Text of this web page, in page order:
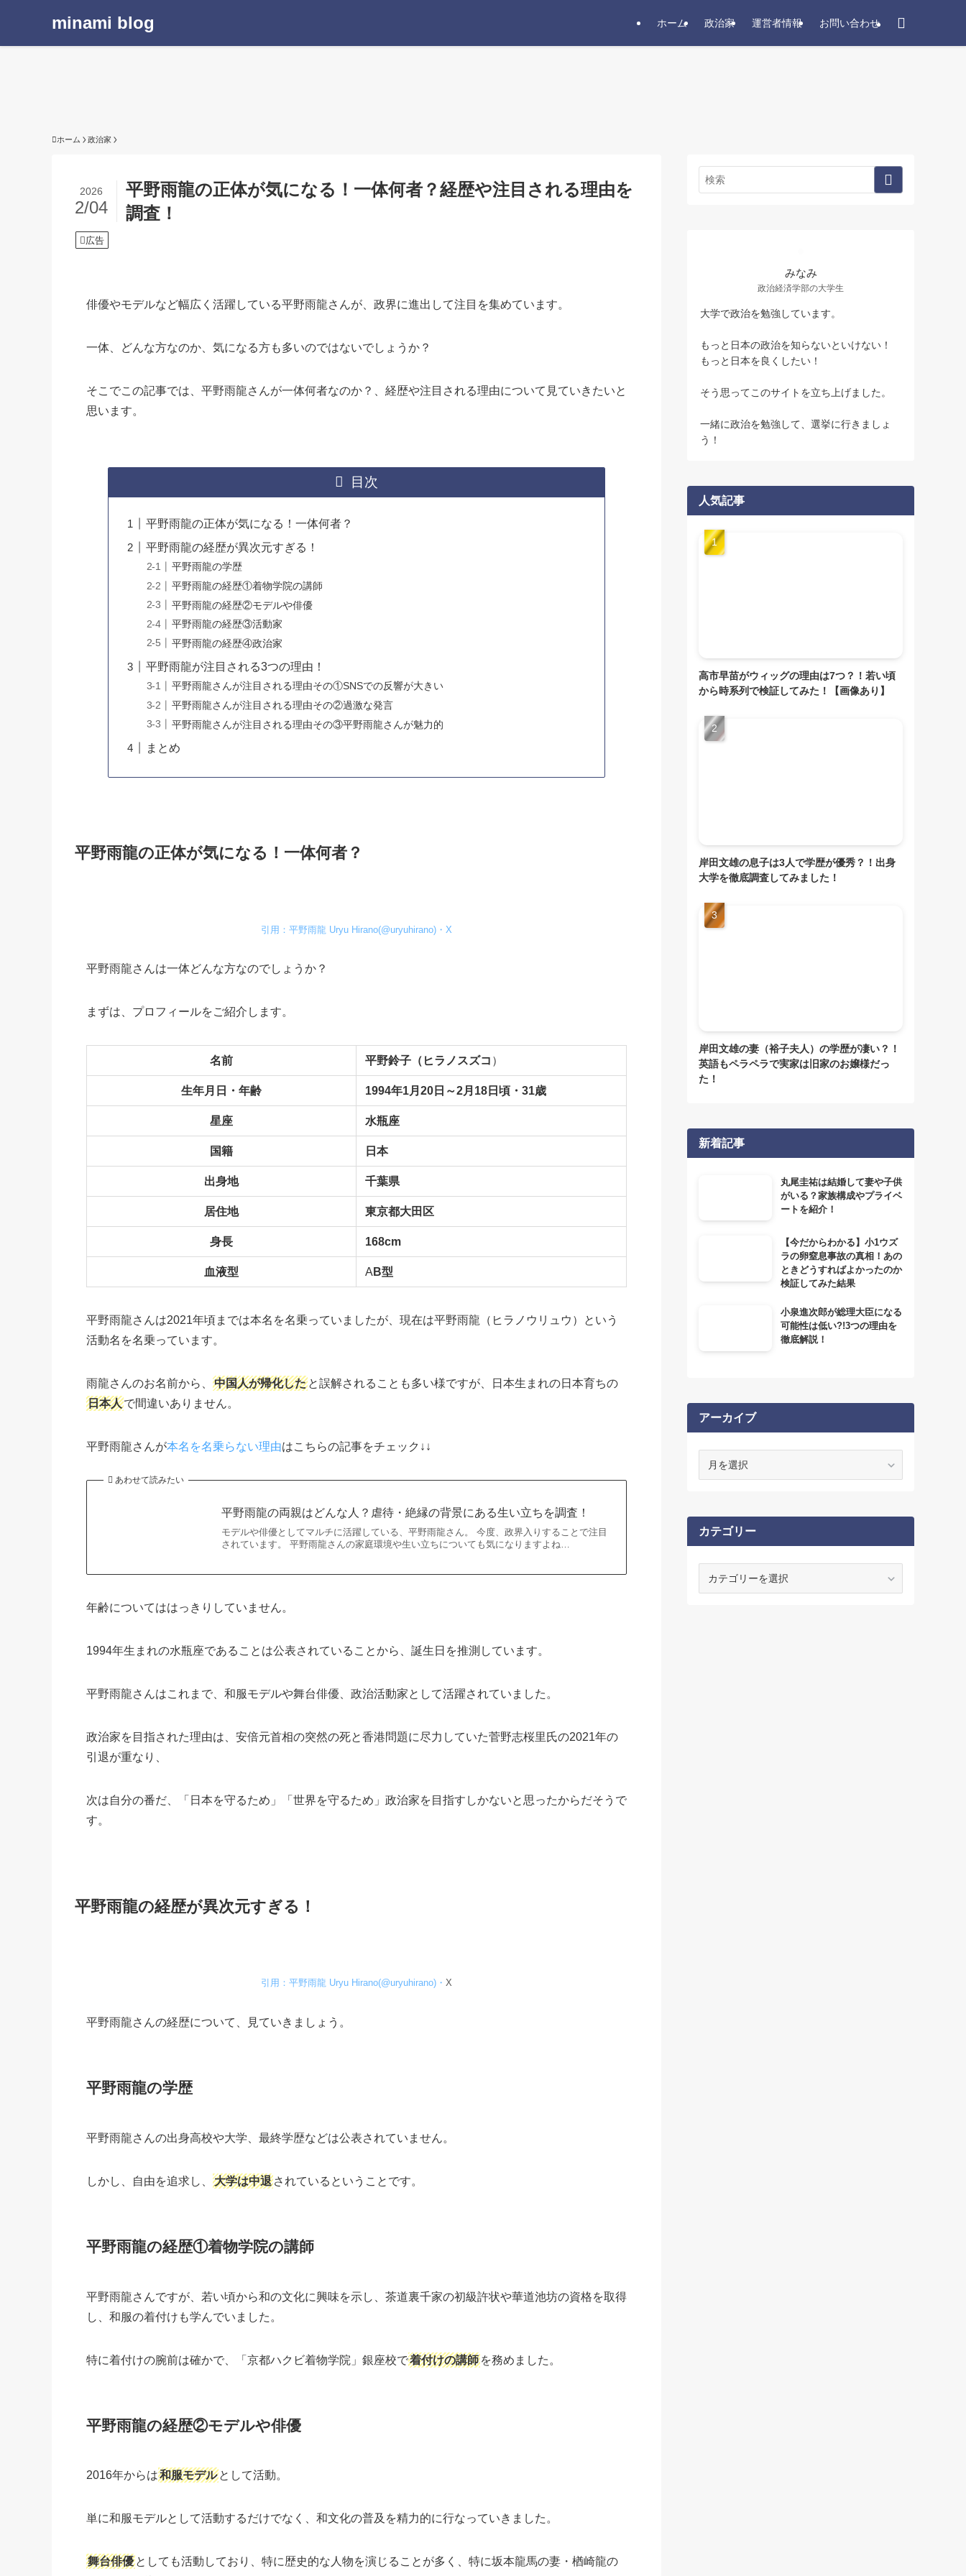
minami blog ホーム 政治家 運営者情報 お問い合わせ
ホーム 政治家
平野雨龍の正体が気になる！一体何者？経歴や注目される理由を
調査！
2026
2/04
広告
俳優やモデルなど幅広く活躍している平野雨龍さんが、政界に進出して注目を集めています。
一体、どんな方なのか、気になる方も多いのではないでしょうか？
そこでこの記事では、平野雨龍さんが一体何者なのか？、経歴や注目される理由について見ていきたいと
思います。
目次
平野雨龍の正体が気になる！一体何者？
平野雨龍の経歴が異次元すぎる！
平野雨龍の学歴
平野雨龍の経歴①着物学院の講師
平野雨龍の経歴②モデルや俳優
平野雨龍の経歴③活動家
平野雨龍の経歴④政治家
平野雨龍が注目される3つの理由！
平野雨龍さんが注目される理由その①SNSでの反響が大きい
平野雨龍さんが注目される理由その②過激な発言
平野雨龍さんが注目される理由その③平野雨龍さんが魅力的
まとめ
平野雨龍の正体が気になる！一体何者？
引用：平野雨龍 Uryu Hirano(@uryuhirano)・X
平野雨龍さんは一体どんな方なのでしょうか？
まずは、プロフィールをご紹介します。
名前 平野鈴子（ヒラノスズコ ）
生年月日・年齢 1994年1月20日～2月18日頃・31歳
星座 水瓶座
国籍 日本
出身地 千葉県
居住地 東京都大田区
身長 168cm
血液型 A B型
平野雨龍さんは2021年頃までは本名を名乗っていましたが、現在は平野雨龍（ヒラノウリュウ）という
活動名を名乗っています。
雨龍さんのお名前から、 中国人が帰化した と誤解されることも多い様ですが、日本生まれの日本育ちの
日本人で間違いありません。
平野雨龍さんが本名を名乗らない理由はこちらの記事をチェック↓↓
あわせて読みたい
平野雨龍の両親はどんな人？虐待・絶縁の背景にある生い立ちを調査！
モデルや俳優としてマルチに活躍している、平野雨龍さん。 今度、政界入りすることで注目
されています。 平野雨龍さんの家庭環境や生い立ちについても気になりますよね…
年齢についてははっきりしていません。
1994年生まれの水瓶座であることは公表されていることから、誕生日を推測しています。
平野雨龍さんはこれまで、和服モデルや舞台俳優、政治活動家として活躍されていました。
政治家を目指された理由は、安倍元首相の突然の死と香港問題に尽力していた菅野志桜里氏の2021年の
引退が重なり、
次は自分の番だ、「日本を守るため」「世界を守るため」政治家を目指すしかないと思ったからだそうで
す。
平野雨龍の経歴が異次元すぎる！
引用：平野雨龍 Uryu Hirano(@uryuhirano)・ X
平野雨龍さんの経歴について、見ていきましょう。
平野雨龍の学歴
平野雨龍さんの出身高校や大学、最終学歴などは公表されていません。
しかし、自由を追求し、 大学は中退 されているということです。
平野雨龍の経歴①着物学院の講師
平野雨龍さんですが、若い頃から和の文化に興味を示し、茶道裏千家の初級許状や華道池坊の資格を取得
し、和服の着付けも学んでいました。
特に着付けの腕前は確かで、「京都ハクビ着物学院」銀座校で着付けの講師 を務めました。
平野雨龍の経歴②モデルや俳優
2016年からは和服モデル として活動。
単に和服モデルとして活動するだけでなく、和文化の普及を精力的に行なっていきました。
舞台俳優 としても活動しており、特に歴史的な人物を演じることが多く、特に坂本龍馬の妻・楢崎龍の
みなみ
政治経済学部の大学生
大学で政治を勉強しています。
もっと日本の政治を知らないといけない！
もっと日本を良くしたい！
そう思ってこのサイトを立ち上げました。
一緒に政治を勉強して、選挙に行きましょ
う！
人気記事
高市早苗がウィッグの理由は7つ？！若い頃
から時系列で検証してみた！【画像あり】
岸田文雄の息子は3人で学歴が優秀？！出身
大学を徹底調査してみました！
岸田文雄の妻（裕子夫人）の学歴が凄い？！
英語もペラペラで実家は旧家のお嬢様だっ
た！
新着記事
丸尾圭祐は結婚して妻や子供
がいる？家族構成やプライベ
ートを紹介！
【今だからわかる】小1ウズ
ラの卵窒息事故の真相！あの
ときどうすればよかったのか
検証してみた結果
小泉進次郎が総理大臣になる
可能性は低い?!3つの理由を
徹底解説！
アーカイブ
ブ
カテゴリー